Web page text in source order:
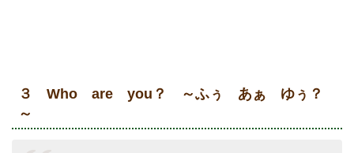
３ Who are you？ ～ふぅ あぁ ゆぅ？
～